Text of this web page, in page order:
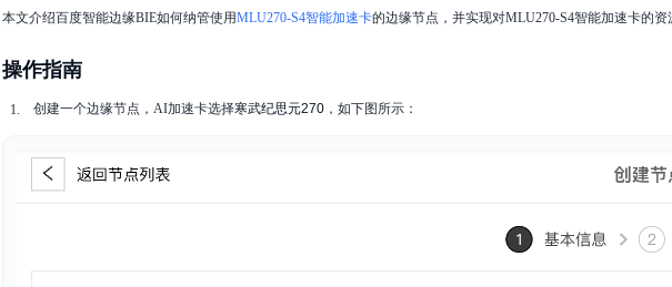
均
弹
与
支
本文介绍百度智能边缘BIE如何纳管使用MLU270-S4智能加速卡的边缘节点，并实现对MLU270-S4智能加速卡的资
操作指南
创建一个边缘节点，AI加速卡选择寒武纪思元270 ，如下图所示：